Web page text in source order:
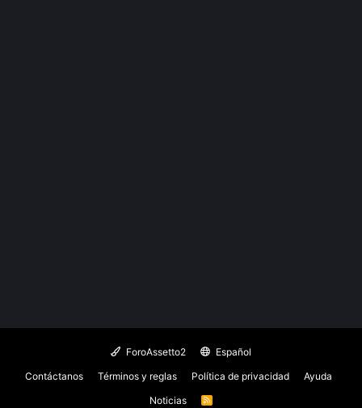
ForoAssetto2
Español
Contáctanos
Términos y reglas Política de privacidad
Ayuda
Noticias
R